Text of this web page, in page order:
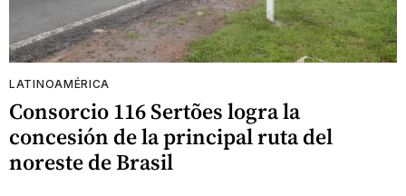
LATINOAMÉRICA
Consorcio 116 Sertões logra la
concesión de la principal ruta del
noreste de Brasil